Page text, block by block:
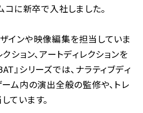
に新卒で入社しました。
インや映像編集を担当していま
ション、アートディレクションを
』シリーズでは、ナラティブディ
ーム内の演出全般の監修や、トレ
ています。